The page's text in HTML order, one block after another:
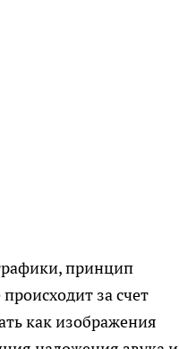
принцип
за счет
как изображения